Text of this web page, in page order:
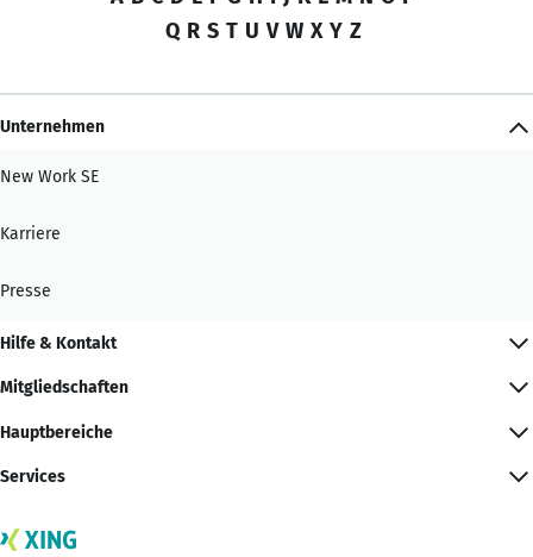
Q R S T U V W X Y Z
Unternehmen
New Work SE
Karriere
Presse
Hilfe & Kontakt
Mitgliedschaften
Hauptbereiche
Services